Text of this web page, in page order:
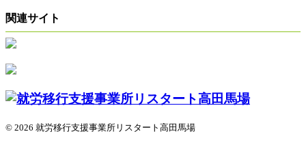
関連サイト
© 2026 就労移行支援事業所リスタート高田馬場